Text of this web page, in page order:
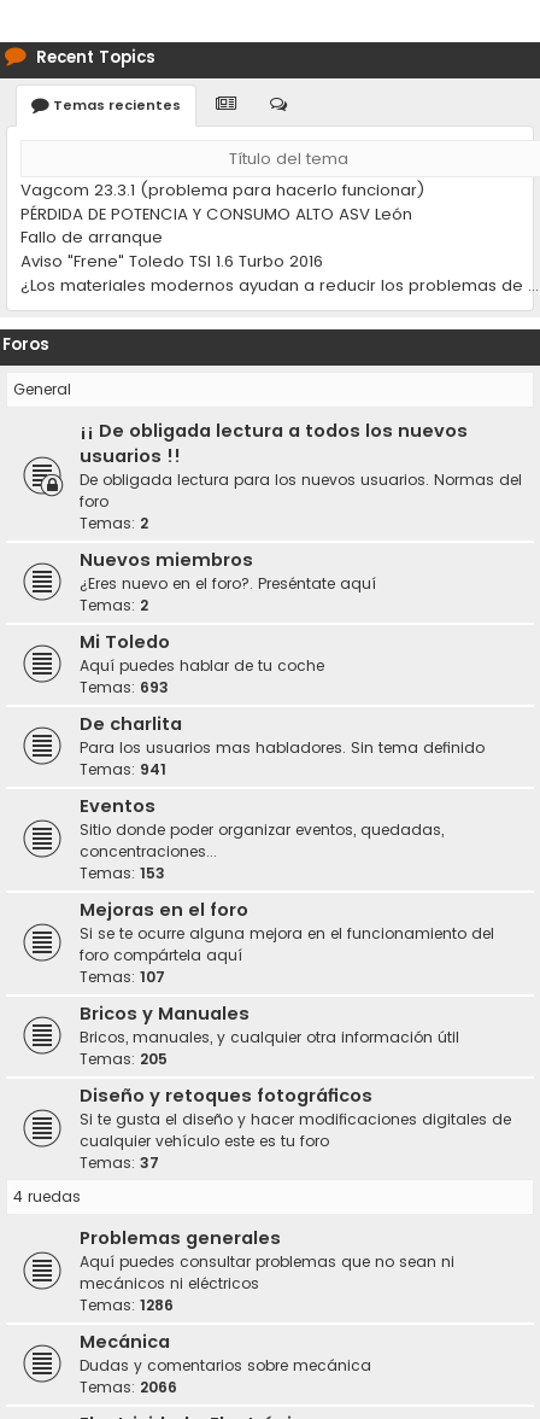
Recent Topics
Temas recientes
Título del tema
Vagcom 23.3.1 (problema para hacerlo funcionar)
PÉRDIDA DE POTENCIA Y CONSUMO ALTO ASV León
Fallo de arranque
Aviso "Frene" Toledo TSI 1.6 Turbo 2016
¿Los materiales modernos ayudan a reducir los problemas de desgaste en los coches?
Foros
General
¡¡ De obligada lectura a todos los nuevos
usuarios !!
De obligada lectura para los nuevos usuarios. Normas del
foro
Temas: 2
Nuevos miembros
¿Eres nuevo en el foro?. Preséntate aquí
Temas: 2
Mi Toledo
Aquí puedes hablar de tu coche
Temas: 693
De charlita
Para los usuarios mas habladores. Sin tema definido
Temas: 941
Eventos
Sitio donde poder organizar eventos, quedadas,
concentraciones...
Temas: 153
Mejoras en el foro
Si se te ocurre alguna mejora en el funcionamiento del
foro compártela aquí
Temas: 107
Bricos y Manuales
Bricos, manuales, y cualquier otra información útil
Temas: 205
Diseño y retoques fotográficos
Si te gusta el diseño y hacer modificaciones digitales de
cualquier vehículo este es tu foro
Temas: 37
4 ruedas
Problemas generales
Aquí puedes consultar problemas que no sean ni
mecánicos ni eléctricos
Temas: 1286
Mecánica
Dudas y comentarios sobre mecánica
Temas: 2066